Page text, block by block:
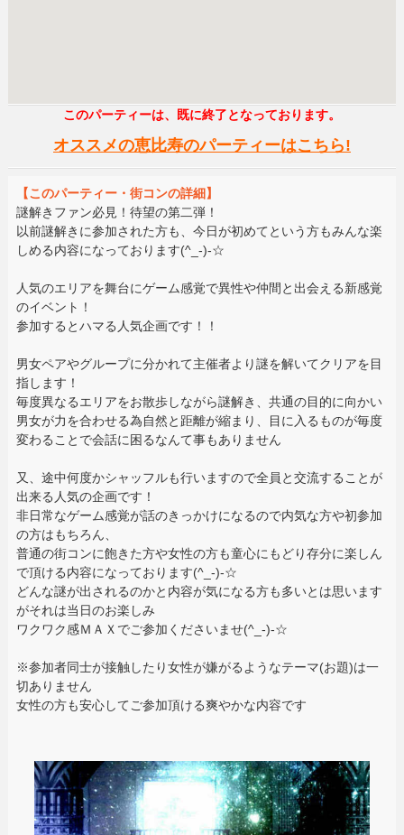
このパーティーは、既に終了となっております。
オススメの恵比寿のパーティーはこちら!
【このパーティー・街コンの詳細】
謎解きファン必見！待望の第二弾！
以前謎解きに参加された方も、今日が初めてという方もみんな楽
しめる内容になっております(^_-)-☆
人気のエリアを舞台にゲーム感覚で異性や仲間と出会える新感覚
のイベント！
参加するとハマる人気企画です！！
男女ペアやグループに分かれて主催者より謎を解いてクリアを目
指します！
毎度異なるエリアをお散歩しながら謎解き、共通の目的に向かい
男女が力を合わせる為自然と距離が縮まり、目に入るものが毎度
変わることで会話に困るなんて事もありません
又、途中何度かシャッフルも行いますので全員と交流することが
出来る人気の企画です！
非日常なゲーム感覚が話のきっかけになるので内気な方や初参加
の方はもちろん、
普通の街コンに飽きた方や女性の方も童心にもどり存分に楽しん
で頂ける内容になっております(^_-)-☆
どんな謎が出されるのかと内容が気になる方も多いとは思います
がそれは当日のお楽しみ
ワクワク感ＭＡＸでご参加くださいませ(^_-)-☆
※参加者同士が接触したり女性が嫌がるようなテーマ(お題)は一
切ありません
女性の方も安心してご参加頂ける爽やかな内容です